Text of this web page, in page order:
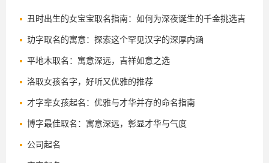
丑时出生的女宝宝取名指南：如何为深夜诞生的千金挑选吉
祥好名
玏字取名的寓意：探索这个罕见汉字的深厚内涵
平地木取名：寓意深远，吉祥如意之选
洛取女孩名字，好听又优雅的推荐
才字辈女孩起名：优雅与才华并存的命名指南
博字最佳取名：寓意深远，彰显才华与气度
公司起名